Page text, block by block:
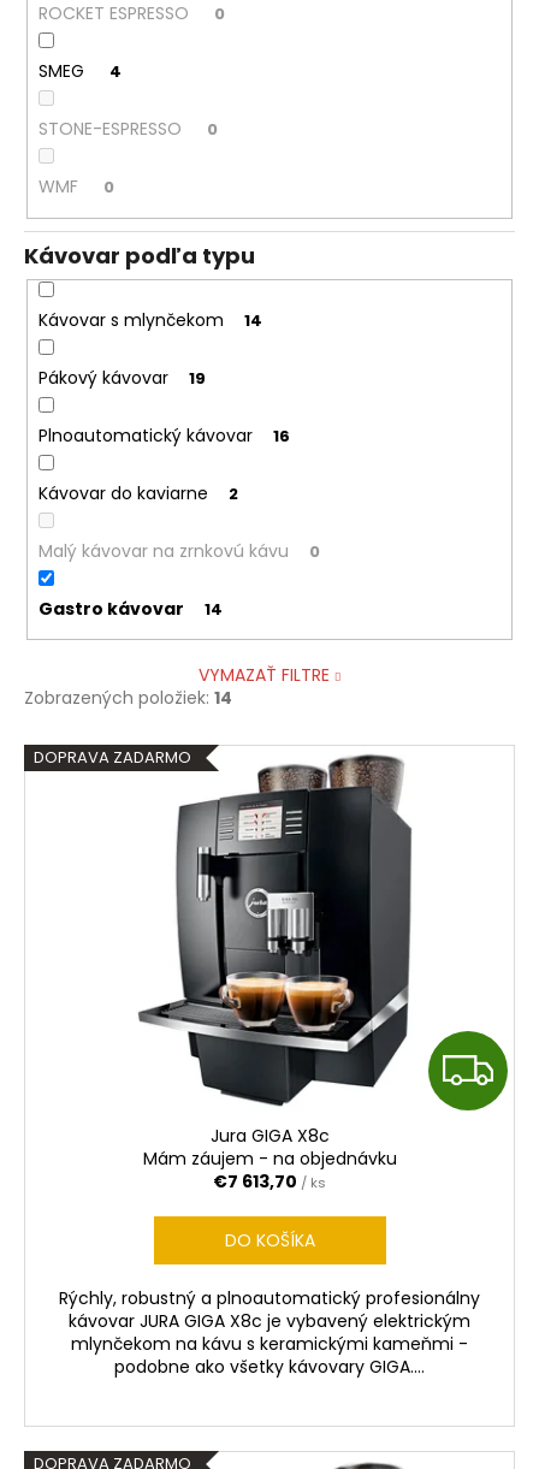
ROCKET ESPRESSO 0
SMEG 4
STONE-ESPRESSO 0
WMF 0
Kávovar podľa typu
Kávovar s mlynčekom 14
Pákový kávovar 19
Plnoautomatický kávovar 16
Kávovar do kaviarne 2
Malý kávovar na zrnkovú kávu 0
Gastro kávovar 14
VYMAZAŤ FILTRE
Zobrazených položiek: 14
V
DOPRAVA ZADARMO
Z
Jura GIGA X8c
Mám záujem - na objednávku
€7 613,70 / ks
DO KOŠÍKA
Rýchly, robustný a plnoautomatický profesionálny
kávovar JURA GIGA X8c je vybavený elektrickým
mlynčekom na kávu s keramickými kameňmi -
podobne ako všetky kávovary GIGA....
DOPRAVA ZADARMO